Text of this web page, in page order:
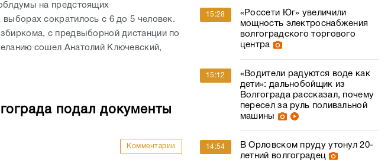
на предстоящих
выборах сократилось с 6 до 5 человек.
с предвыборной дистанции по
сошел Анатолий Ключевский,
подал документы
Комментарии
15:28
«Россети Юг» увеличили
мощность электроснабжения
волгоградского торгового
центра
15:12
«Водители радуются воде как
дети»: дальнобойщик из
Волгограда рассказал, почему
пересел за руль поливальной
машины
14:54
В Орловском пруду утонул 20-
летний волгоградец